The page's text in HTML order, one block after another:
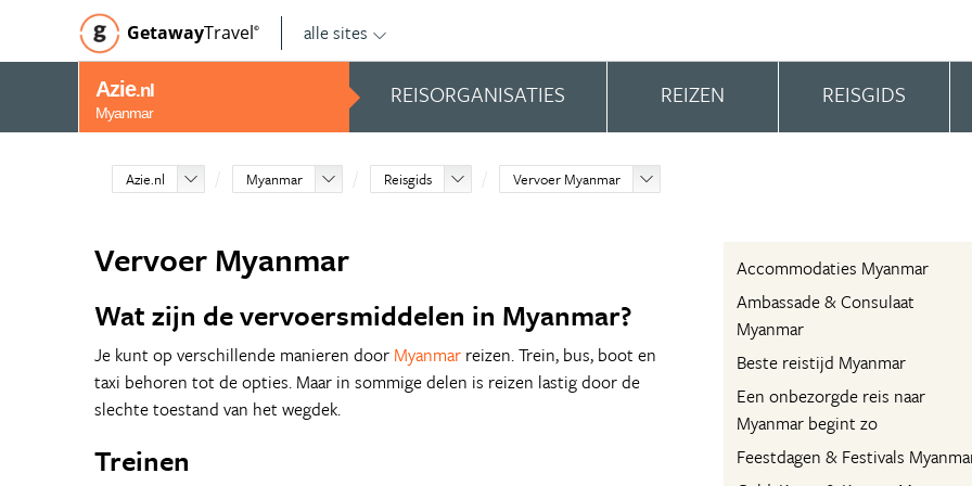
GetawayTravel© alle sites
Azie.nl
Myanmar
REISORGANISATIES REIZEN REISGIDS
Azie.nl Myanmar Reisgids Vervoer Myanmar
Accommodaties Myanmar
Ambassade & Consulaat
Myanmar
Beste reistijd Myanmar
Een onbezorgde reis naar
Myanmar begint zo
Feestdagen & Festivals
Vervoer Myanmar
Wat zijn de vervoersmiddelen in Myanmar?
Je kunt op verschillende manieren door Myanmar reizen. Trein, bus, boot en
taxi behoren tot de opties. Maar in sommige delen is reizen lastig door de
slechte toestand van het wegdek.
Treinen